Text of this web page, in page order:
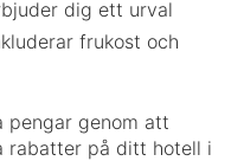
dig ett urval
frukost och
pengar genom att
rabatter på ditt hotell i